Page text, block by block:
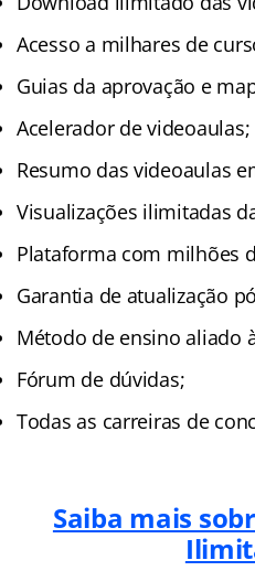
Acesso a milhares de
Guias da aprovação e
Acelerador de videoaulas;
Resumo das videoaulas
Visualizações ilimitadas
Plataforma com milhões
Garantia de atualização
Método de ensino aliado
Fórum de dúvidas;
Todas as carreiras de
Saiba mais